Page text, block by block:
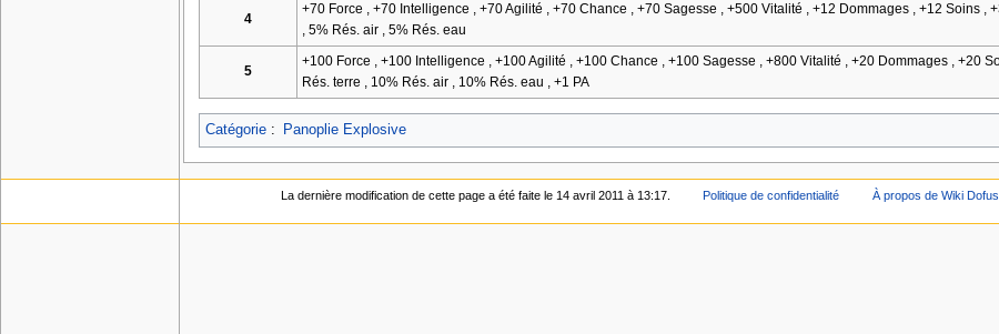
4
+70 Force , +70 Intelligence , +70 Agilité , +70 Chance , +70 Sagesse , +500 Vitalité , +12 Dommages , +12 Soins
, 5% Rés. air , 5% Rés. eau
5
+100 Force , +100 Intelligence , +100 Agilité , +100 Chance , +100 Sagesse , +800 Vitalité , +20 Dommages , +20
Rés. terre , 10% Rés. air , 10% Rés. eau , +1 PA
Catégorie: Panoplie Explosive
La dernière modification de cette page a été faite le 14 avril 2011 à 13:17. Politique de confidentialité À propos de Wiki Dofus